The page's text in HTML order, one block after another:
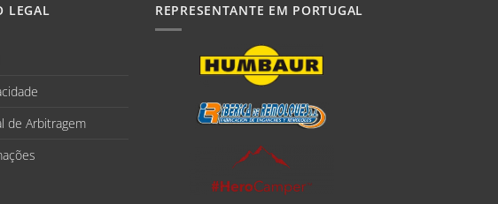
LEGAL
de Arbitragem
REPRESENTANTE EM PORTUGAL